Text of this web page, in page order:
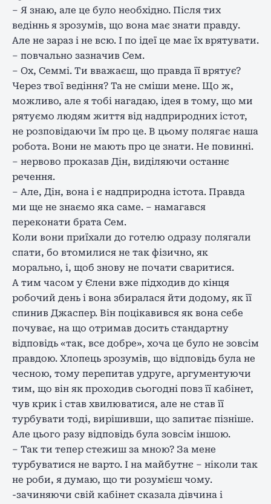
– Я знаю, але це було необхідно. Після тих
ведіннь я зрозумів, що вона має знати правду.
Але не зараз і не всю. І по ідеї це має їх врятувати.
– повчально зазначив Сем.
– Ох, Семмі. Ти вважаєш, що правда її врятує?
Через твої ведіння? Та не сміши мене. Що ж,
можливо, але я тобі нагадаю, ідея в тому, що ми
рятуємо людям життя від надприродних істот,
не розповідаючи їм про це. В цьому полягає наша
робота. Вони не мають про це знати. Не повинні.
– нервово проказав Дін, виділяючи останнє
речення.
– Але, Дін, вона і є надприродна істота. Правда
ми ще не знаємо яка саме. – намагався
переконати брата Сем.
Коли вони приїхали до готелю одразу полягали
спати, бо втомилися не так фізично, як
морально, і, щоб знову не почати сваритися.
А тим часом у Єлени вже підходив до кінця
робочий день і вона збиралася йти додому, як її
спинив Джаспер. Він поцікавився як вона себе
почуває, на що отримав досить стандартну
відповідь «так, все добре», хоча це було не зовсім
правдою. Хлопець зрозумів, що відповідь була не
чесною, тому перепитав удруге, аргументуючи
тим, що він як проходив сьогодні повз її кабінет,
чув крик і став хвилюватися, але не став її
турбувати тоді, вирішивши, що запитає пізніше.
Але цього разу відповідь була зовсім іншою.
– Так ти тепер стежиш за мною? За мене
турбуватися не варто. І на майбутнє – ніколи так
не роби, я думаю, що ти розумієш чому.
-зачиняючи свій кабінет сказала дівчина і